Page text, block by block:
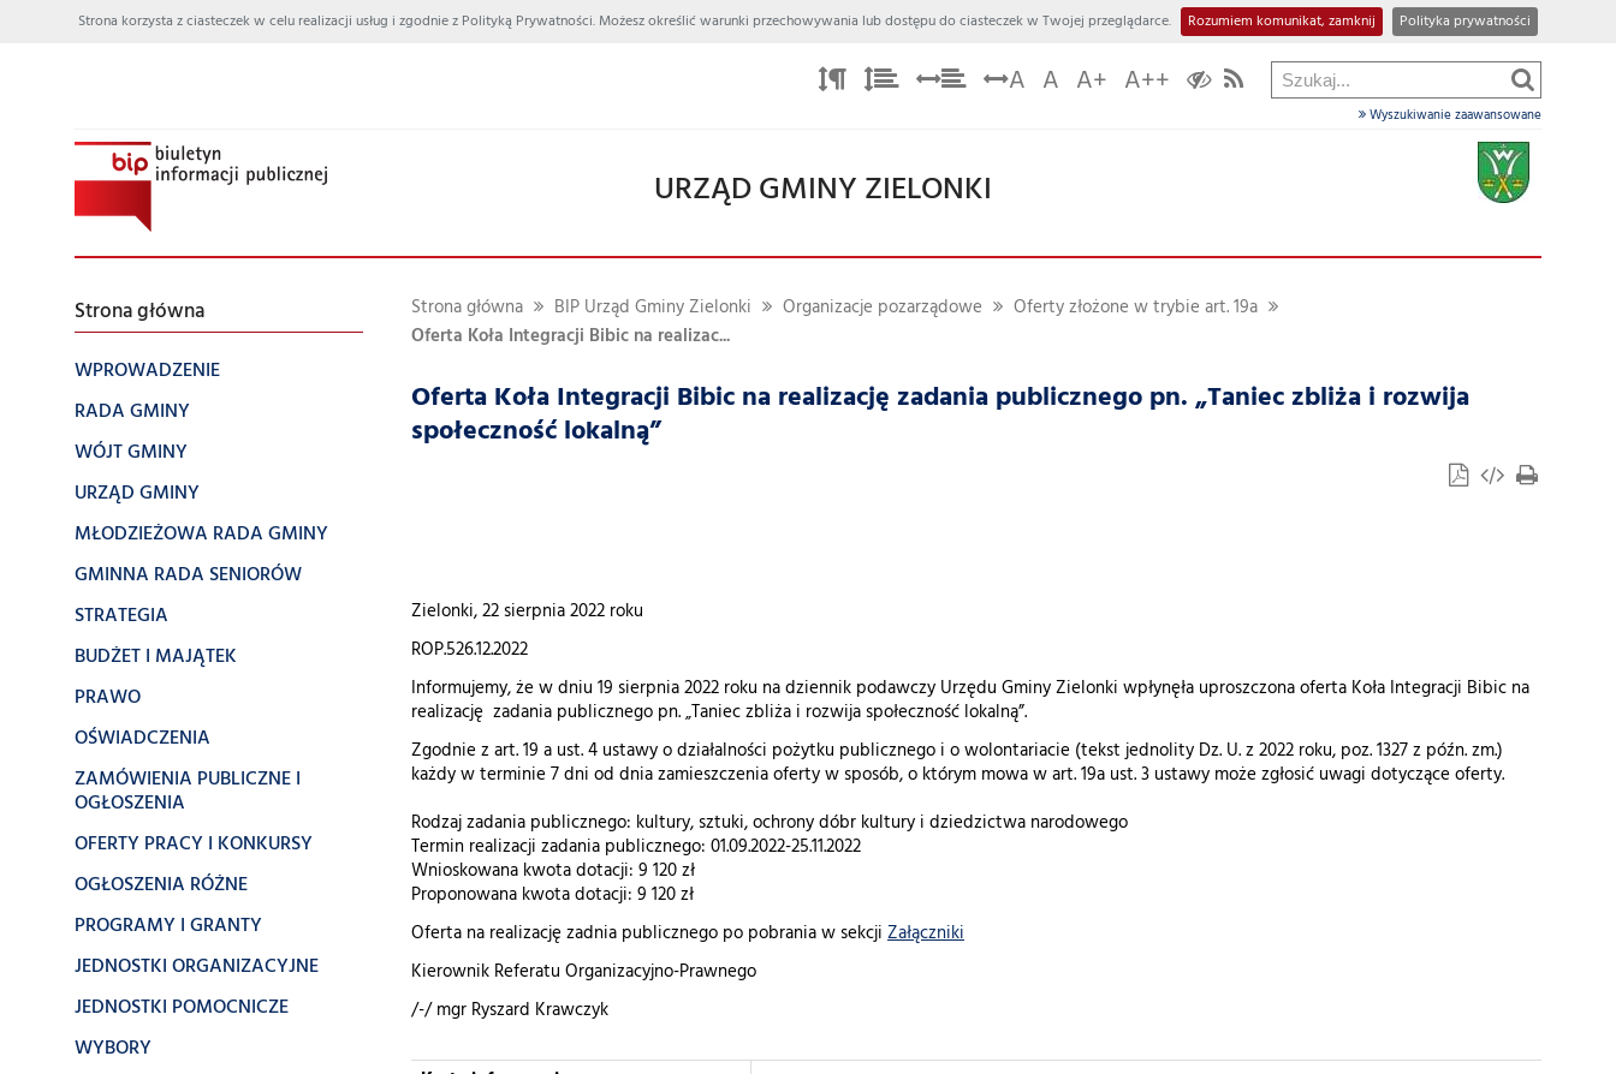
Strona korzysta z ciasteczek w celu realizacji usług i zgodnie z Polityką Prywatności. Możesz określić warunki przechowywania lub dostępu do ciasteczek w Twojej przeglądarce. Rozumiem komunikat, zamknij Polityka prywatności
A A A+ A++
Wyszukiwanie zaawansowane
URZĄD GMINY ZIELONKI
Strona główna
WPROWADZENIE
RADA GMINY
WÓJT GMINY
URZĄD GMINY
MŁODZIEŻOWA RADA GMINY
GMINNA RADA SENIORÓW
STRATEGIA
BUDŻET I MAJĄTEK
PRAWO
OŚWIADCZENIA
ZAMÓWIENIA PUBLICZNE I
OGŁOSZENIA
OFERTY PRACY I KONKURSY
OGŁOSZENIA RÓŻNE
PROGRAMY I GRANTY
JEDNOSTKI ORGANIZACYJNE
JEDNOSTKI POMOCNICZE
WYBORY
Strona główna BIP Urząd Gminy Zielonki Organizacje pozarządowe
Oferty złożone w trybie art. 19a
Oferta Koła Integracji Bibic na realizac...
Oferta Koła Integracji Bibic na realizację zadania publicznego pn. „Taniec zbliża i rozwija
społeczność lokalną”
Zielonki, 22 sierpnia 2022 roku
ROP.526.12.2022
Informujemy, że w dniu 19 sierpnia 2022 roku na dziennik podawczy Urzędu Gminy Zielonki wpłynęła uproszczona oferta Koła Integracji Bibic na
realizację zadania publicznego pn. „Taniec zbliża i rozwija społeczność lokalną”.
Zgodnie z art. 19 a ust. 4 ustawy o działalności pożytku publicznego i o wolontariacie (tekst jednolity Dz. U. z 2022 roku, poz. 1327 z późn. zm.)
każdy w terminie 7 dni od dnia zamieszczenia oferty w sposób, o którym mowa w art. 19a ust. 3 ustawy może zgłosić uwagi dotyczące oferty.
Rodzaj zadania publicznego: kultury, sztuki, ochrony dóbr kultury i dziedzictwa narodowego
Termin realizacji zadania publicznego: 01.09.2022-25.11.2022
Wnioskowana kwota dotacji: 9 120 zł
Proponowana kwota dotacji: 9 120 zł
Oferta na realizację zadnia publicznego po pobrania w sekcji Załączniki
Kierownik Referatu Organizacyjno-Prawnego
/-/ mgr Ryszard Krawczyk